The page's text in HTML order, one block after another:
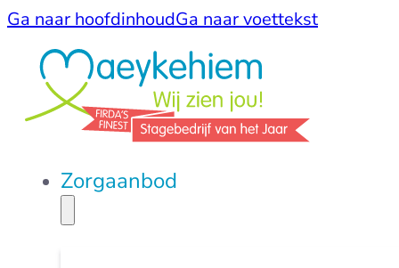
Ga naar hoofdinhoudGa naar voettekst
Zorgaanbod